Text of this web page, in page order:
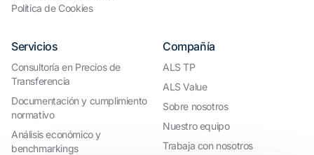
Política de Cookies
Servicios
Consultoría en Precios de
Transferencia
Documentación y cumplimiento
normativo
Análisis económico y
benchmarkings
Compañía
ALS TP
ALS Value
Sobre nosotros
Nuestro equipo
Trabaja con nosotros